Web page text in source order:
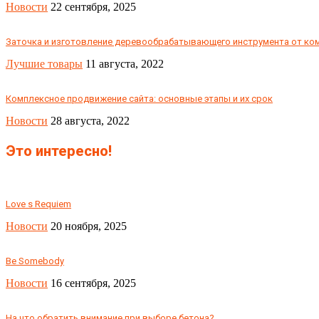
Новости 22 сентября, 2025
Заточка и изготовление деревообрабатывающего инструмента от
Лучшие товары 11 августа, 2022
Комплексное продвижение сайта: основные этапы и их срок
Новости 28 августа, 2022
Это интересно!
Love s Requiem
Новости 20 ноября, 2025
Be Somebody
Новости 16 сентября, 2025